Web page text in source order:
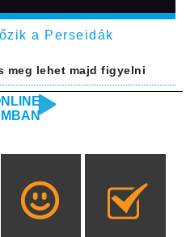
a Perseidák
meg lehet majd figyelni